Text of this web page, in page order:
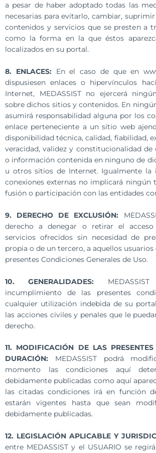
a pesar de haber adoptado todas las
necesarias para evitarlo, cambiar,
contenidos y servicios que se presten a
como la forma en la que éstos
localizados en su portal.
8. ENLACES:En el caso de que en
dispusiesen enlaces o hipervínculos
Internet, MEDASSIST no ejercerá
sobre dichos sitios y contenidos. En
asumirá responsabilidad alguna por los
enlace perteneciente a un sitio web
disponibilidad técnica, calidad, fiabilidad,
veracidad, validez y constitucionalidad
o información contenida en ninguno de
u otros sitios de Internet. Igualmente la
conexiones externas no implicará ningún
fusión o participación con las entidades
9. DERECHO DE EXCLUSIÓN:
derecho a denegar o retirar el
servicios ofrecidos sin necesidad de
propia o de un tercero, a aquellos
presentes Condiciones Generales de Uso.
10. GENERALIDADES:
incumplimiento de las presentes
cualquier utilización indebida de su
las acciones civiles y penales que le
derecho.
11. MODIFICACIÓN DE LAS
DURACIÓN: MEDASSIST podrá
momento las condiciones aquí
debidamente publicadas como aquí
las citadas condiciones irá en función
estarán vigentes hasta que sean
debidamente publicadas.
12. LEGISLACIÓN APLICABLE Y
entre MEDASSIST y el USUARIO se